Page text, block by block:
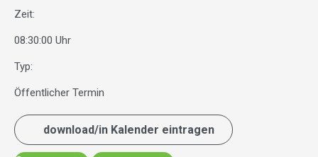
Zeit:
08:30:00 Uhr
Typ:
Öffentlicher Termin
download/in Kalender eintragen